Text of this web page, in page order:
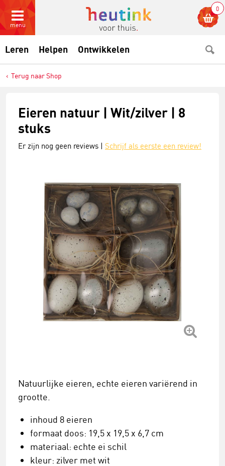
menu
0
Leren Helpen Ontwikkelen
Terug naar Shop
Eieren natuur | Wit/zilver | 8
stuks
Er zijn nog geen reviews | Schrijf als eerste een review!
Natuurlijke eieren, echte eieren variërend in
grootte.
inhoud 8 eieren
formaat doos: 19,5 x 19,5 x 6,7 cm
materiaal: echte ei schil
kleur: zilver met wit